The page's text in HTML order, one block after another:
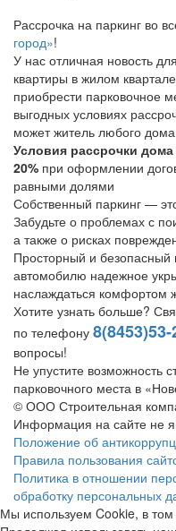
Рассрочка на паркинг во
город»!
У нас отличная новость
квартиры в жилом
приобрести парковочное
выгодных условиях
может житель любого
Условия рассрочки
20% при оформлении
равными долями
Собственный паркинг —
Забудьте о проблемах с
а также о рисках
Просторный и безопасный
автомобилю надежное
наслаждаться комфортом
Хотите узнать больше?
по телефону
вопросы!
Не упустите возможность
парковочного места в
© ООО Строительная
Информация на сайте не
Положение об
Правила пользования
Политика в отношении
обработку персональных
Мы используем Cookie, в